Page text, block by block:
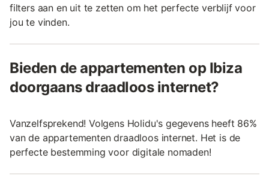
filters aan en uit te zetten om het perfecte verblijf voor
jou te vinden.
Bieden de appartementen op Ibiza
doorgaans draadloos internet?
Vanzelfsprekend! Volgens Holidu's gegevens heeft 86%
van de appartementen draadloos internet. Het is de
perfecte bestemming voor digitale nomaden!